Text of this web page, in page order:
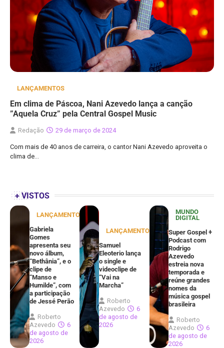
LANÇAMENTOS
Em clima de Páscoa, Nani Azevedo lança a canção
”Aquela Cruz” pela Central Gospel Music
Redação 29 de março de 2024
Com mais de 40 anos de carreira, o cantor Nani Azevedo aproveita o
clima de…
+ VISTOS
LANÇAMENTOS
Gabriela
Gomes
apresenta seu
novo álbum,
“Bethânia”, e o
clipe de
“Manso e
Humilde”, com
a participação
de Jessé Perão
Roberto
Azevedo
6
de agosto de
2026
LANÇAMENTOS
Samuel
Eleoterio lança
o single e
videoclipe de
“Vai na
Marcha”
Roberto
Azevedo
6
de agosto de
2026
MUNDO
DIGITAL
Super Gospel +
Podcast com
Rodrigo
Azevedo
estreia nova
temporada e
reúne grandes
nomes da
música gospel
brasileira
Roberto
Azevedo
6
de agosto de
2026